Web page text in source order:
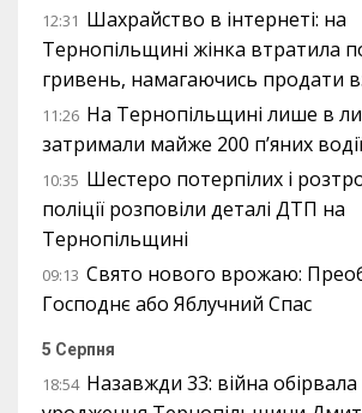
12:31 Шахрайство в інтернеті: на
Тернопільщині жінка втратила
гривень, намагаючись продати
11:26 На Тернопільщині лише в
затримали майже 200 п’яних
10:35 Шестеро потерпілих і
поліції розповіли деталі ДТП на
Тернопільщині
09:13 Свято нового врожаю:
Господнє або Яблучний Спас
5 Серпня
18:54 Назавжди 33: війна